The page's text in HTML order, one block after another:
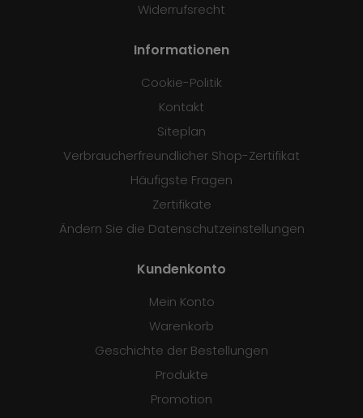
Widerrufsrecht
Informationen
Cookie-Politik
Kontakt
Siteplan
Verbraucherfreundlicher Shop-Zertifikat
Häufigste Fragen
Zertifikate
Ändern Sie die Datenschutzeinstellungen
Kundenkonto
Mein Konto
Warenkorb
Geschichte der Bestellungen
Produkte
Promotion